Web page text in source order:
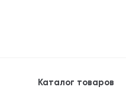
Каталог товаров